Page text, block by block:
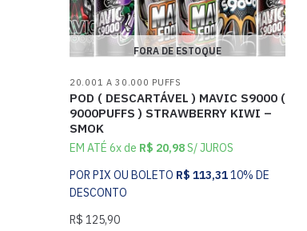
FORA DE ESTOQUE
20.001 A 30.000 PUFFS
POD ( DESCARTÁVEL ) MAVIC S9000 (
9000PUFFS ) STRAWBERRY KIWI –
SMOK
EM ATÉ 6x de R$ 20,98S/ JUROS
POR PIX OU BOLETO R$ 113,3110% DE
DESCONTO
R$ 125,90